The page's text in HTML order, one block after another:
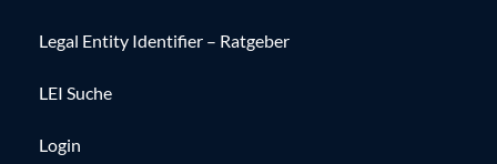
Legal Entity Identifier – Ratgeber
LEI Suche
Login